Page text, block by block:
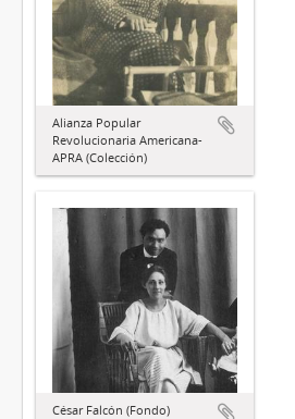
Alianza Popular
Revolucionaria Americana-
APRA (Colección)
César Falcón (Fondo)